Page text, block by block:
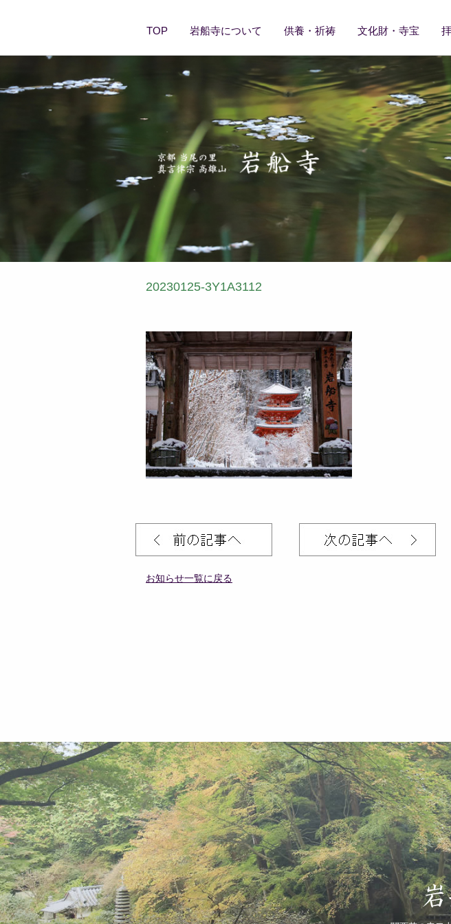
TOP 岩船寺について 供養・祈祷 文化財・寺宝
20230125-3Y1A3112
お知らせ一覧に戻る